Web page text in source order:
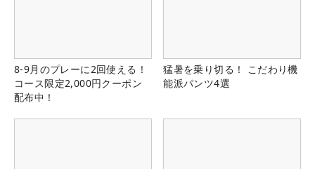
8-9月のプレーに2回使える！
コース限定2,000円クーポン
配布中！
猛暑を乗り切る！ こだわり機
能派パンツ4選